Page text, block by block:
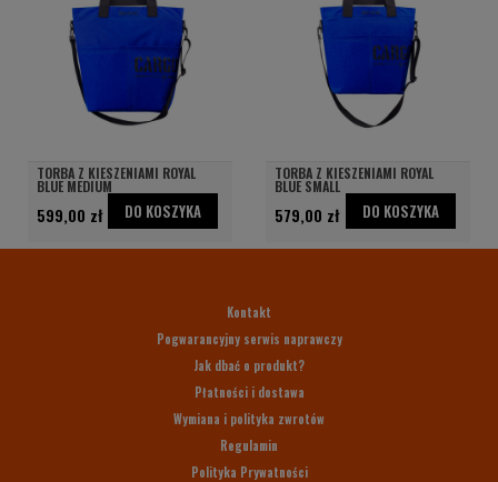
TORBA Z KIESZENIAMI ROYAL
BLUE MEDIUM
599,00 zł DO KOSZYKA
TORBA Z KIESZENIAMI ROYAL
BLUE SMALL
579,00 zł DO KOSZYKA
Kontakt
Pogwarancyjny serwis naprawczy
Jak dbać o produkt?
Płatności i dostawa
Wymiana i polityka zwrotów
Regulamin
Polityka Prywatności